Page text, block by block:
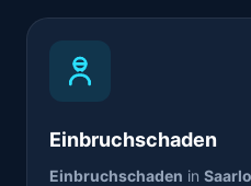
Einbruchschaden
Einbruchschaden in